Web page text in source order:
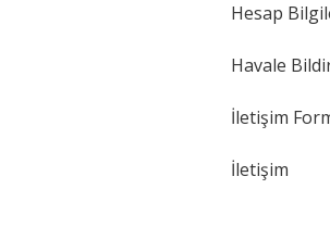
Hesap
Havale
İletişim
İletişim